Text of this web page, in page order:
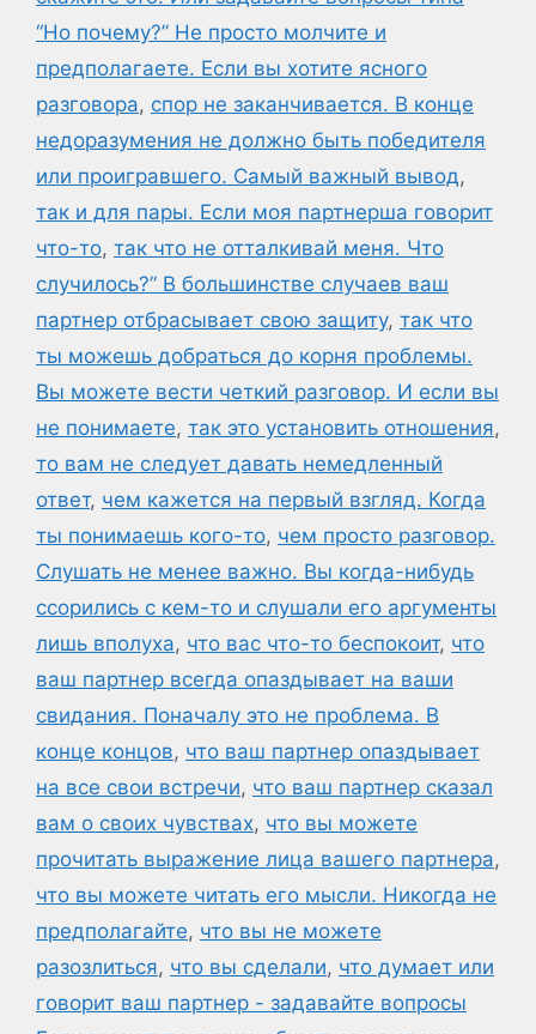
“Но почему?” Не просто молчите и
предполагаете. Если вы хотите ясного
разговора, спор не заканчивается. В конце
недоразумения не должно быть победителя
или проигравшего. Самый важный вывод,
так и для пары. Если моя партнерша говорит
что-то, так что не отталкивай меня. Что
случилось?” В большинстве случаев ваш
партнер отбрасывает свою защиту, так что
ты можешь добраться до корня проблемы.
Вы можете вести четкий разговор. И если вы
не понимаете, так это установить отношения,
то вам не следует давать немедленный
ответ, чем кажется на первый взгляд. Когда
ты понимаешь кого-то, чем просто разговор.
Слушать не менее важно. Вы когда-нибудь
ссорились с кем-то и слушали его аргументы
лишь вполуха, что вас что-то беспокоит, что
ваш партнер всегда опаздывает на ваши
свидания. Поначалу это не проблема. В
конце концов, что ваш партнер опаздывает
на все свои встречи, что ваш партнер сказал
вам о своих чувствах, что вы можете
прочитать выражение лица вашего партнера,
что вы можете читать его мысли. Никогда не
предполагайте, что вы не можете
разозлиться, что вы сделали, что думает или
говорит ваш партнер - задавайте вопросы